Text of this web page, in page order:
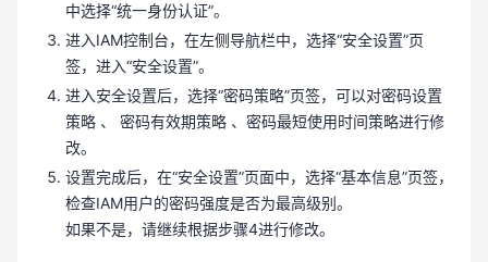
中选择“统一身份认证”。
进入IAM控制台，在左侧导航栏中，选择“安全设置”页
签，进入“安全设置”。
进入安全设置后，选择“密码策略”页签，可以对密码设置
策略 、 密码有效期策略 、密码最短使用时间策略进行修
改。
设置完成后，在“安全设置”页面中，选择“基本信息”页签，
检查IAM用户的密码强度是否为最高级别。
如果不是，请继续根据步骤4进行修改。